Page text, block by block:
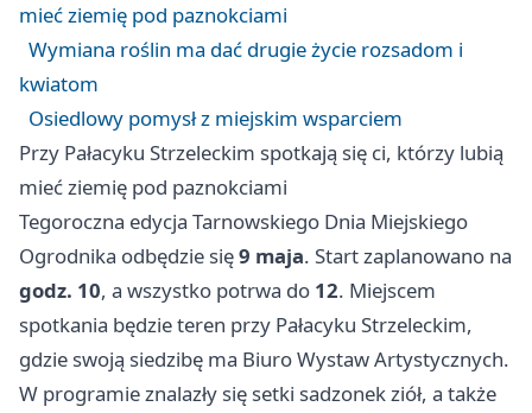
mieć ziemię pod paznokciami
Wymiana roślin ma dać drugie życie rozsadom i
kwiatom
Osiedlowy pomysł z miejskim wsparciem
Przy Pałacyku Strzeleckim spotkają się ci, którzy lubią
mieć ziemię pod paznokciami
Tegoroczna edycja Tarnowskiego Dnia Miejskiego
Ogrodnika odbędzie się9 maja. Start zaplanowano na
godz. 10, a wszystko potrwa do 12. Miejscem
spotkania będzie teren przy Pałacyku Strzeleckim,
gdzie swoją siedzibę ma Biuro Wystaw Artystycznych.
W programie znalazły się setki sadzonek ziół, a także